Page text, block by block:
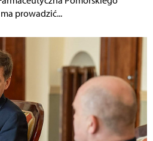
prowadzić...